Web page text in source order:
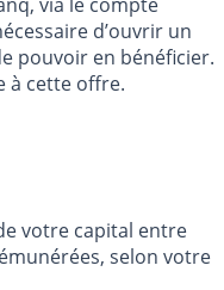
sans risque pour
via le compte
d’ouvrir un
pouvoir en bénéficier.
cette offre.
votre capital entre